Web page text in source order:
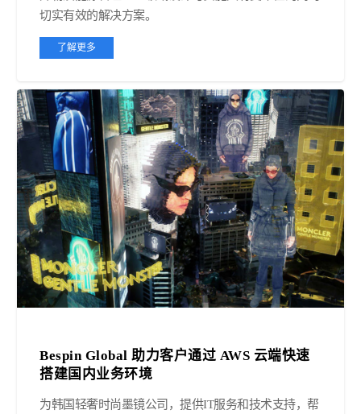
切实有效的解决方案。
了解更多
Bespin Global 助力客户通过 AWS 云端快速
搭建国内业务环境
为韩国轻奢时尚墨镜公司，提供IT服务和技术支持，帮